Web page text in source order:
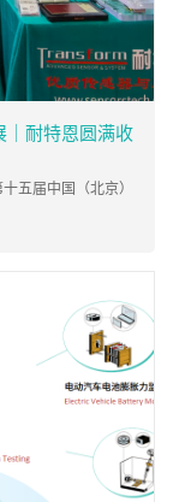
｜耐特恩圆满收
五届中国（北京）